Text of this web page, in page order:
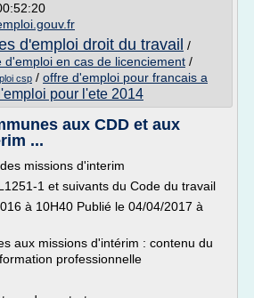
d'emploi droit du travail /
d'emploi en cas de licenciement /
csp / offre d'emploi pour francais a
pour l'ete 2014
aux CDD et aux
...
missions d'interim
1 et suivants du Code du travail
à 10H40 Publié le 04/04/2017 à
aux missions d'intérim : contenu du
professionnelle